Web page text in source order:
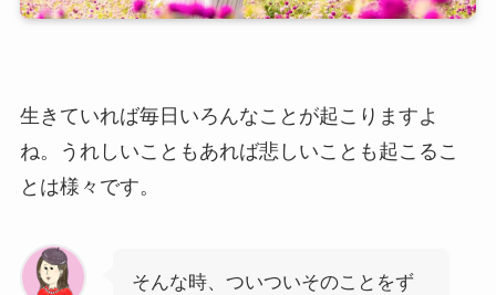
生きていれば毎日いろんなことが起こりますよ
ね。うれしいこともあれば悲しいことも起こるこ
とは様々です。
そんな時、ついついそのことをず